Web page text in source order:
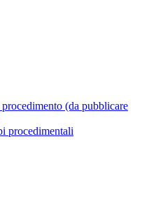
(da pubblicare
procedimentali